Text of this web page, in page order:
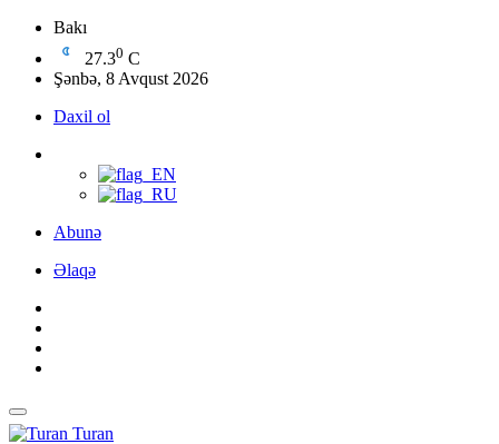
Bakı
27.30 C
Şənbə, 8 Avqust 2026
Daxil ol
Abunə
Əlaqə
Turan